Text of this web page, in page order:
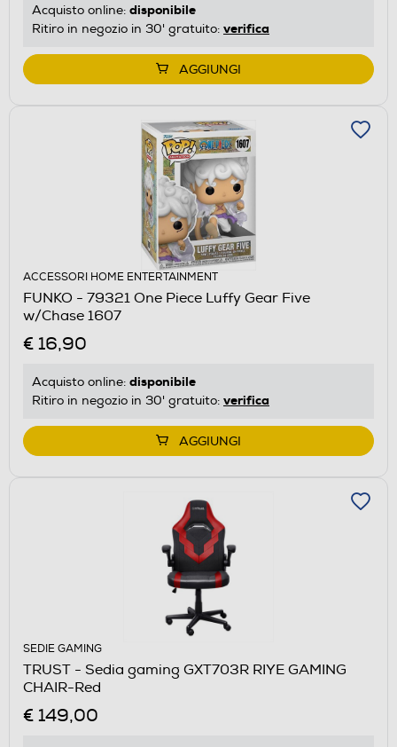
Acquisto online: disponibile
Ritiro in negozio in 30' gratuito: verifica
AGGIUNGI
ACCESSORI HOME ENTERTAINMENT
FUNKO - 79321 One Piece Luffy Gear Five
w/Chase 1607
€ 16,90
Acquisto online: disponibile
Ritiro in negozio in 30' gratuito: verifica
AGGIUNGI
SEDIE GAMING
TRUST - Sedia gaming GXT703R RIYE GAMING
CHAIR-Red
€ 149,00